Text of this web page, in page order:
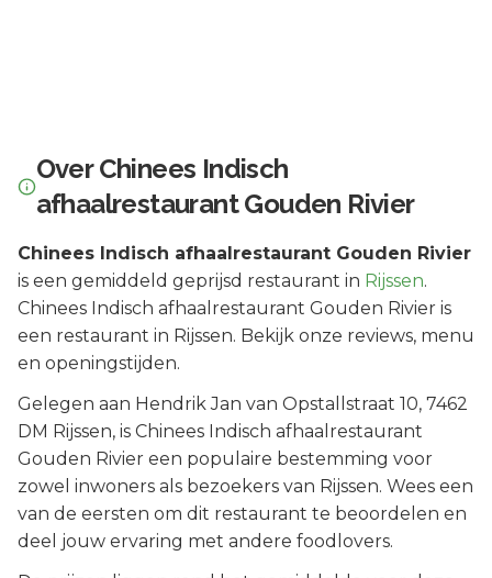
OverChinees Indisch
afhaalrestaurant Gouden Rivier
Chinees Indisch afhaalrestaurant Gouden Rivier
is een gemiddeld geprijsd restaurant in Rijssen.
Chinees Indisch afhaalrestaurant Gouden Rivier is
een restaurant in Rijssen. Bekijk onze reviews, menu
en openingstijden.
Gelegen aan Hendrik Jan van Opstallstraat 10, 7462
DM Rijssen, is Chinees Indisch afhaalrestaurant
Gouden Rivier een populaire bestemming voor
zowel inwoners als bezoekers van Rijssen. Wees een
van de eersten om dit restaurant te beoordelen en
deel jouw ervaring met andere foodlovers.